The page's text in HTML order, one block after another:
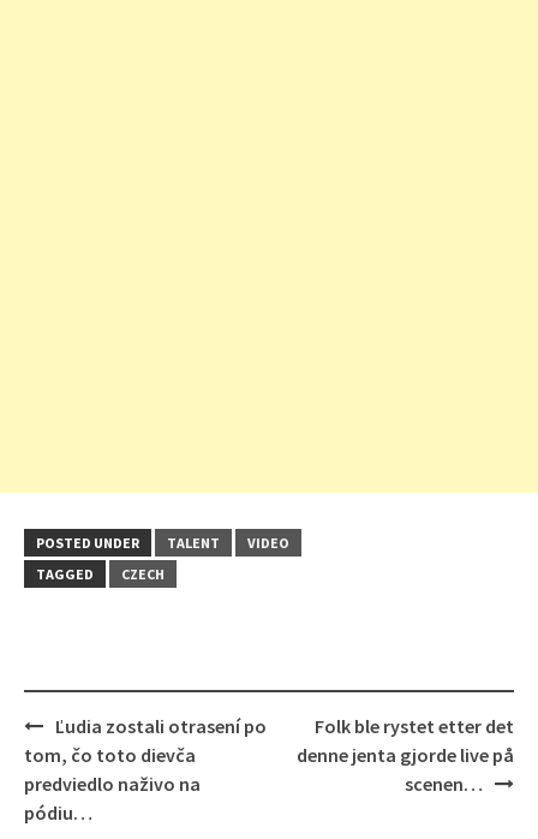
POSTED UNDER TALENT
VIDEO
TAGGED
CZECH
Post
navigation
Ľudia zostali otrasení po
tom, čo toto dievča
predviedlo naživo na
pódiu…
Folk ble rystet etter det
denne jenta gjorde live på
scenen…